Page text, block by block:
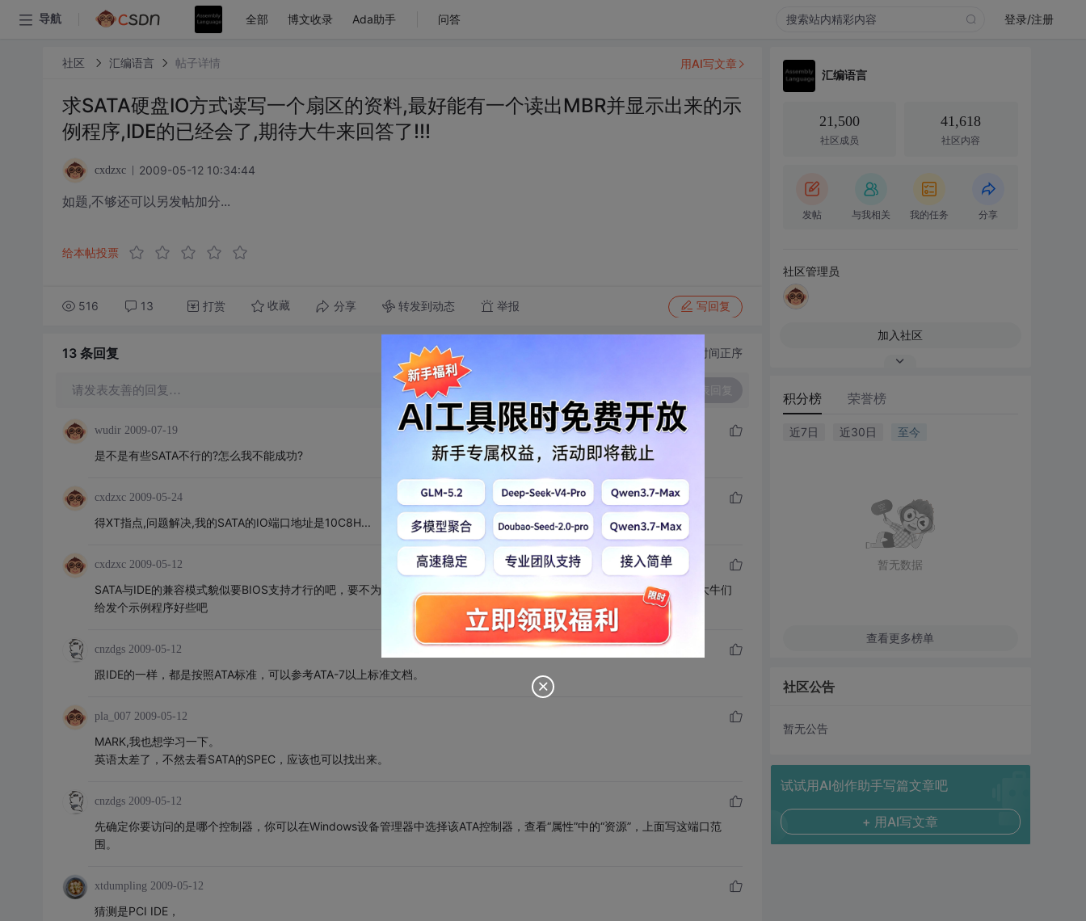
导航 全部 博文收录 Ada助手 问答 登录/注册
社区 汇编语言 帖子详情
求SATA硬盘IO方式读写一个扇区的资料,最好能有一个读出MBR并显示出来的示
例程序,IDE的已经会了,期待大牛来回答了!!!
cxdzxc 2009-05-12 10:34:44
如题,不够还可以另发帖加分...
给本帖投票
516 13 打赏 收藏 分享 转发到动态 举报 写回复
用AI写文章
13 条回复 切换为时间正序
请发表友善的回复…
wudir 2009-07-19
是不是有些SATA不行的?怎么我不能成功?
cxdzxc 2009-05-24
得XT指点,问题解决,我的SATA的IO端口地址是10C8H...
cxdzxc 2009-05-12
SATA与IDE的兼容模式貌似要BIOS支持才行的吧，要不为啥我读IDE的程序读不了SATA呢，另本人英文实在太烂，还是请大牛们
给发个示例程序好些吧
cnzdgs 2009-05-12
跟IDE的一样，都是按照ATA标准，可以参考ATA-7以上标准文档。
pla_007 2009-05-12
MARK,我也想学习一下。
英语太差了，不然去看SATA的SPEC，应该也可以找出来。
cnzdgs 2009-05-12
先确定你要访问的是哪个控制器，你可以在Windows设备管理器中选择该ATA控制器，查看“属性”中的“资源”，上面写这端口范
围。
xtdumpling 2009-05-12
猜测是PCI IDE，
汇编语言
21,500
社区成员
41,618
社区内容
发帖 与我相关 我的任务 分享
社区管理员
加入社区
积分榜 荣誉榜
近7日 近30日 至今
暂无数据
查看更多榜单
社区公告
暂无公告
试试用AI创作助手写篇文章吧
+ 用AI写文章